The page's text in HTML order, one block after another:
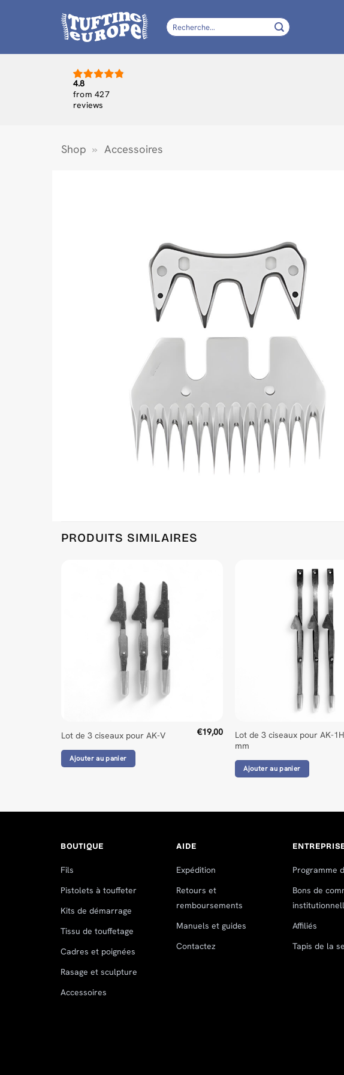
Recherche
pour :
4.8
from 427
reviews
Shop » Accessoires
PRODUITS SIMILAIRES
Lot de 3 ciseaux pour AK-V €19,00
Ajouter au panier
Lot de 3 ciseaux pour AK-
mm
Ajouter au panier
BOUTIQUE
Fils
Pistolets à touffeter
Kits de démarrage
Tissu de touffetage
Cadres et poignées
Rasage et sculpture
Accessoires
AIDE
Expédition
Retours et
remboursements
Manuels et guides
Contactez
Programme
Bons de
Affiliés
Tapis de la